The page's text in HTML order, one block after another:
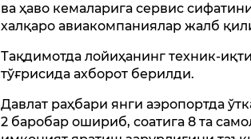
ва ҳаво кемаларига сервис
халқаро авиакомпаниялар жалб
Тақдимотда лойиҳанинг техник-
тўғрисида ахборот берилди.
Давлат раҳбари янги аэропортда
2 баробар ошириб, соатига 8 та